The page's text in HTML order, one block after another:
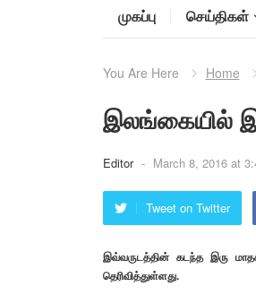
முகப்பு செய்திகள்
You Are Here Home
இலங்கையில்
Editor - March 8, 2016 at
Tweet on Twitter
இவ்வருடத்தின் கடந்த இரு
தெரிவித்துள்ளது.